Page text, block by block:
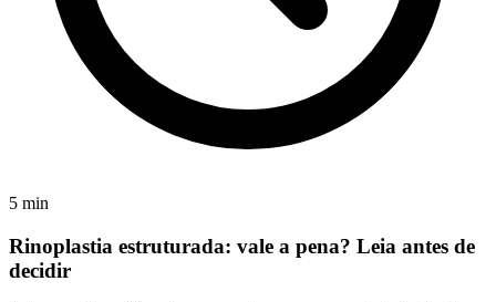
5 min
Rinoplastia estruturada: vale a pena? Leia antes de
decidir